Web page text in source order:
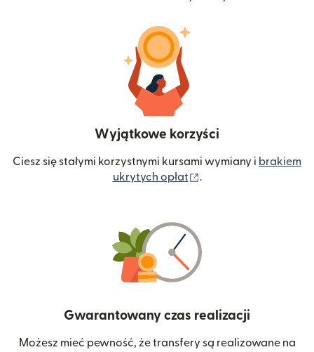
Wyjątkowe korzyści
Ciesz się stałymi korzystnymi kursami wymiany i brakiem
ukrytych opłat
.
Gwarantowany czas realizacji
Możesz mieć pewność, że transfery są realizowane na